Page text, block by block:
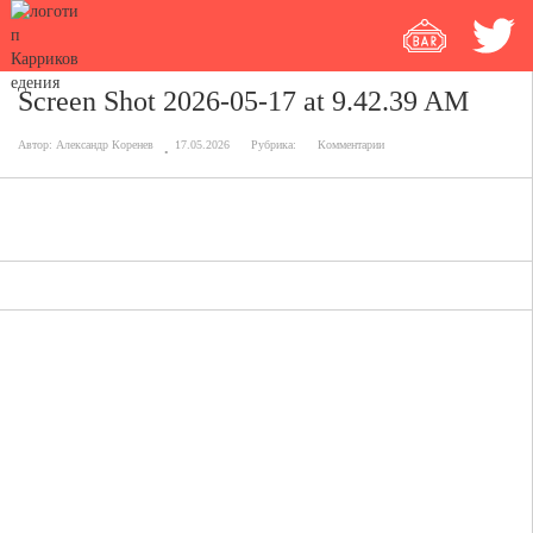
Screen Shot 2026-05-17 at 9.42.39 AM
Автор: Александр Коренев 17.05.2026 Рубрика: Комментарии